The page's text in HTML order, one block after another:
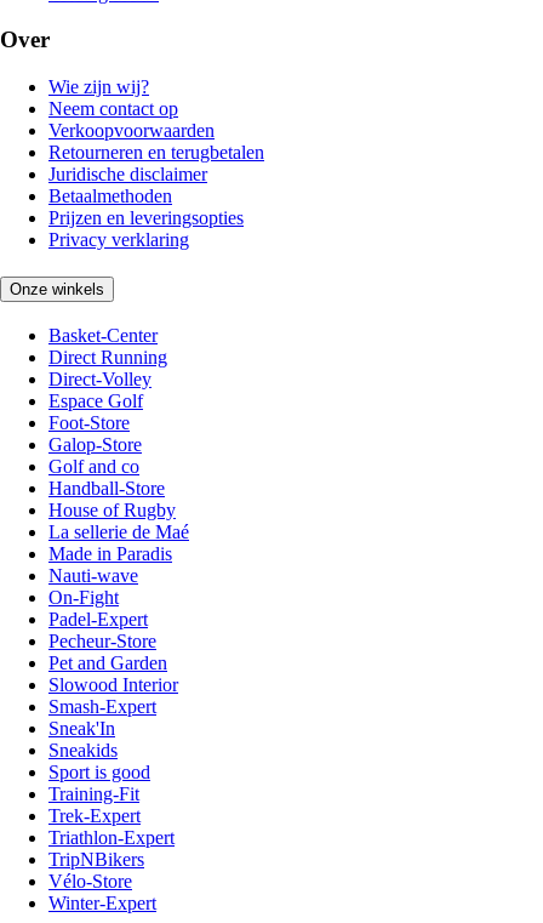
Over
Wie zijn wij?
Neem contact op
Verkoopvoorwaarden
Retourneren en terugbetalen
Juridische disclaimer
Betaalmethoden
Prijzen en leveringsopties
Privacy verklaring
Onze winkels
Basket-Center
Direct Running
Direct-Volley
Espace Golf
Foot-Store
Galop-Store
Golf and co
Handball-Store
House of Rugby
La sellerie de Maé
Made in Paradis
Nauti-wave
On-Fight
Padel-Expert
Pecheur-Store
Pet and Garden
Slowood Interior
Smash-Expert
Sneak'In
Sneakids
Sport is good
Training-Fit
Trek-Expert
Triathlon-Expert
TripNBikers
Vélo-Store
Winter-Expert